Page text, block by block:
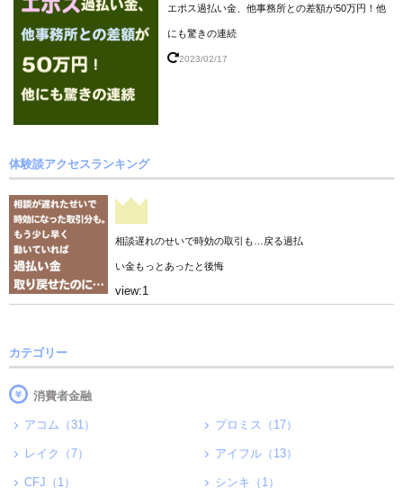
エポス過払い金、他事務所との差額が50万円！他
にも驚きの連続
2023/02/17
体験談アクセスランキング
相談遅れのせいで時効の取引も…戻る過払
い金もっとあったと後悔
view:1
カテゴリー
消費者金融
アコム（31） プロミス（17）
レイク（7） アイフル（13）
CFJ（1） シンキ（1）